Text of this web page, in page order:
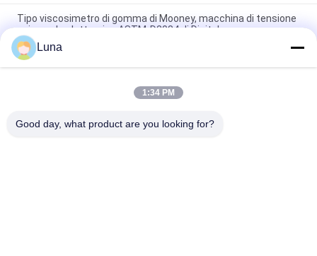
Tipo viscosimetro di gomma di Mooney, macchina di tensione
universale elettronica ASTM-D2084 di Digital
Macchina di prova di gomma utilizzata laboratorio del singolo
del chip reometro di controllo senza rotore
Macchina di prova meccanica Charpy di impatto elettronico di
Luna
1:34 PM
Good day, what product are you looking for?